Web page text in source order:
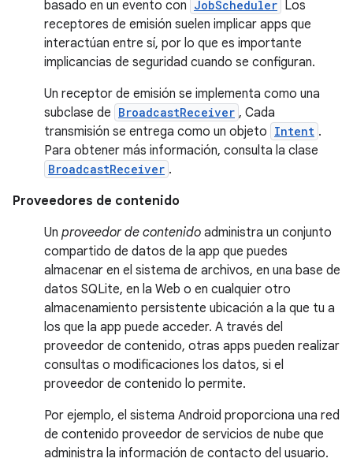
basado en un evento con JobScheduler Los
receptores de emisión suelen implicar apps que
interactúan entre sí, por lo que es importante
implicancias de seguridad cuando se configuran.
Un receptor de emisión se implementa como una
subclase de BroadcastReceiver , Cada
transmisión se entrega como un objeto Intent .
Para obtener más información, consulta la clase
BroadcastReceiver .
Proveedores de contenido
Un proveedor de contenido administra un conjunto
compartido de datos de la app que puedes
almacenar en el sistema de archivos, en una base de
datos SQLite, en la Web o en cualquier otro
almacenamiento persistente ubicación a la que tu a
los que la app puede acceder. A través del
proveedor de contenido, otras apps pueden realizar
consultas o modificaciones los datos, si el
proveedor de contenido lo permite.
Por ejemplo, el sistema Android proporciona una red
de contenido proveedor de servicios de nube que
administra la información de contacto del usuario.